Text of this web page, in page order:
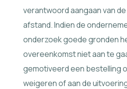
verantwoord aangaan van
afstand. Indien de
onderzoek goede gronden
overeenkomst niet aan te
gemotiveerd een bestelling
weigeren of aan de